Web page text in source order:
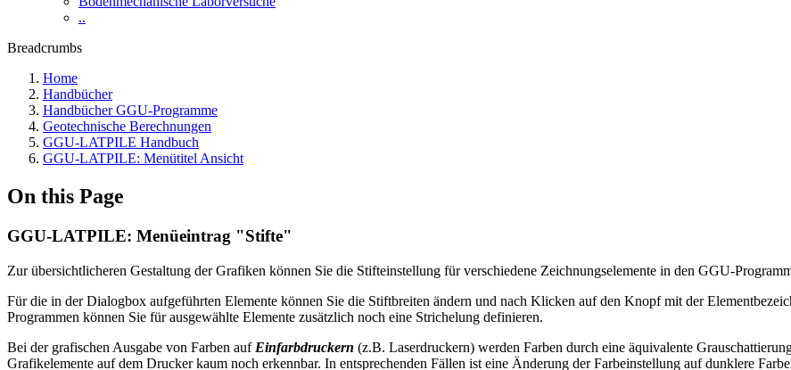
..
Breadcrumbs
Home
Handbücher
Handbücher GGU-Programme
Geotechnische Berechnungen
GGU-LATPILE Handbuch
GGU-LATPILE: Menütitel Ansicht
On this Page
GGU-LATPILE: Menüeintrag "Stifte"
Zur übersichtlicheren Gestaltung der Grafiken können Sie die Stifteinstellung für verschiedene Zeichnungselemente in den GGU-
Für die in der Dialogbox aufgeführten Elemente können Sie die Stiftbreiten ändern und nach Klicken auf den Knopf mit der
Programmen können Sie für ausgewählte Elemente zusätzlich noch eine Strichelung definieren.
Bei der grafischen Ausgabe von Farben auf Einfarbdruckern (z.B. Laserdruckern) werden Farben durch eine äquivalente
Grafikelemente auf dem Drucker kaum noch erkennbar. In entsprechenden Fällen ist eine Änderung der Farbeinstellung auf dunklere